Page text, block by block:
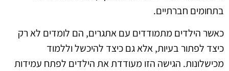
בתחומים חברתיים.
כאשר הילדים מתמודדים עם אתגרים, הם לומדים לא רק
כיצד לפתור בעיות, אלא גם כיצד להיכשל וללמוד
מכישלונות. הגישה הזו מעודדת את הילדים לפתח עמידות